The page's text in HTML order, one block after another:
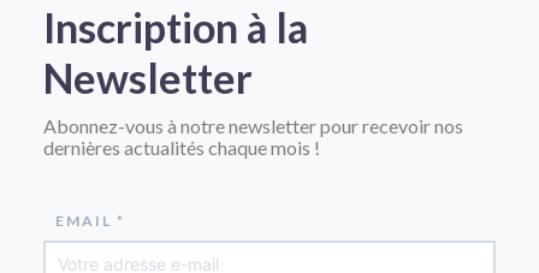
Inscription à la
Newsletter
Abonnez-vous à notre newsletter pour recevoir nos
dernières actualités chaque mois !
EMAIL *